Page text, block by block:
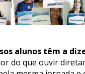
alunos têm a
do que ouvir